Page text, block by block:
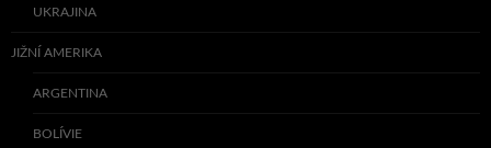
UKRAJINA
JIŽNÍ AMERIKA
ARGENTINA
BOLÍVIE